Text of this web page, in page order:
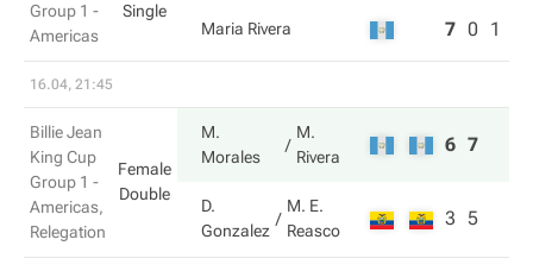
Group 1 -
Americas
Single
Maria Rivera 7 0 1
16.04, 21:45
Billie Jean
King Cup
Group 1 -
Americas,
Relegation
Female
Double
M.
Morales
M.
Rivera
6 7
D.
Gonzalez
M. E.
Reasco
3 5